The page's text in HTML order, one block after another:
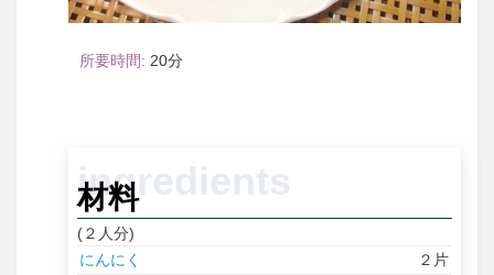
20
材料
(２人分)
にんにく
２片